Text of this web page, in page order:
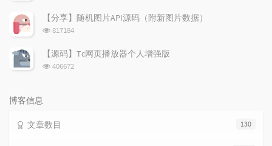
次
数:
【分享】随机图片API源码（附新图片数据）
浏
次
数:
817184
【源码】Tc网页播放器个人增强版
浏
406672
博客信息
130
文章数目